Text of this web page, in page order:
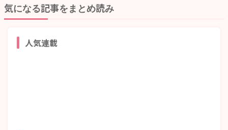
気になる記事をまとめ読み
人気連載